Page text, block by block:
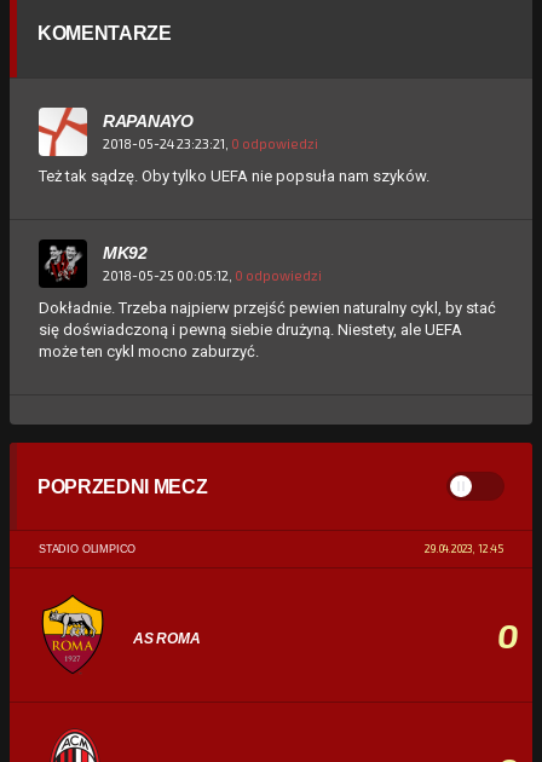
KOMENTARZE
RAPANAYO
2018-05-24 23:23:21, 0 odpowiedzi
Też tak sądzę. Oby tylko UEFA nie popsuła nam szyków.
MK92
2018-05-25 00:05:12, 0 odpowiedzi
Dokładnie. Trzeba najpierw przejść pewien naturalny cykl, by stać
się doświadczoną i pewną siebie drużyną. Niestety, ale UEFA
może ten cykl mocno zaburzyć.
POPRZEDNI MECZ
STADIO OLIMPICO 29.04.2023, 12:45
AS ROMA 0